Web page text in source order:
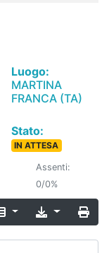
Luogo:
MARTINA
FRANCA (TA)
Stato:
IN ATTESA
Assenti:
0/0%